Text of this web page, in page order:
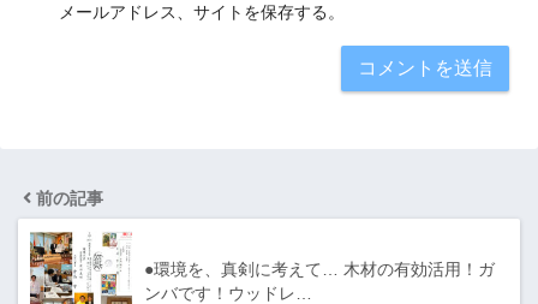
メールアドレス、サイトを保存する。
前の記事
●環境を、真剣に考えて… 木材の有効活用！ガ
ンバです！ウッドレ…